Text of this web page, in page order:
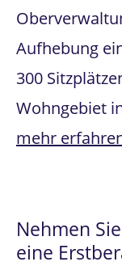
Aufhebung
300
Wohngebiet
mehr
Nehmen
eine